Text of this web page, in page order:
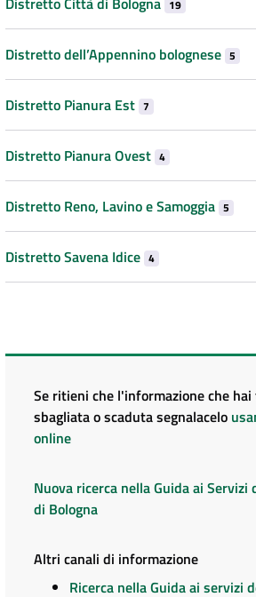
19
Distretto dell’Appennino bolognese 5
Distretto Pianura Est 7
Distretto Pianura Ovest 4
Distretto Reno, Lavino e Samoggia 5
Distretto Savena Idice 4
Se ritieni che l'informazione che
sbagliata o scaduta segnalacelo
online
Nuova ricerca nella Guida ai Servizi
di Bologna
Altri canali di informazione
Ricerca nella Guida ai servizi